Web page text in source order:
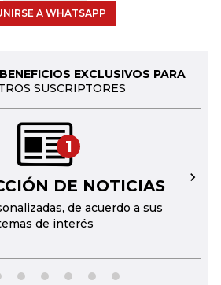
A WHATSAPP
EXCLUSIVOS PARA
SUSCRIPTORES
1
DE NOTICIAS
de acuerdo a sus
de interés
→